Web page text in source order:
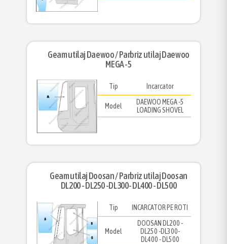
Geam utilaj Daewoo / Parbriz utilaj Daewoo
MEGA -5
Tip Incarcator
Model
DAEWOO MEGA -5
LOADING SHOVEL
Geam utilaj Doosan / Parbriz utilaj Doosan
DL200 - DL250 -DL300- DL400 - DL500
Tip INCARCATOR PE ROTI
Model
DOOSAN DL200 -
DL250 -DL300-
DL400 - DL500